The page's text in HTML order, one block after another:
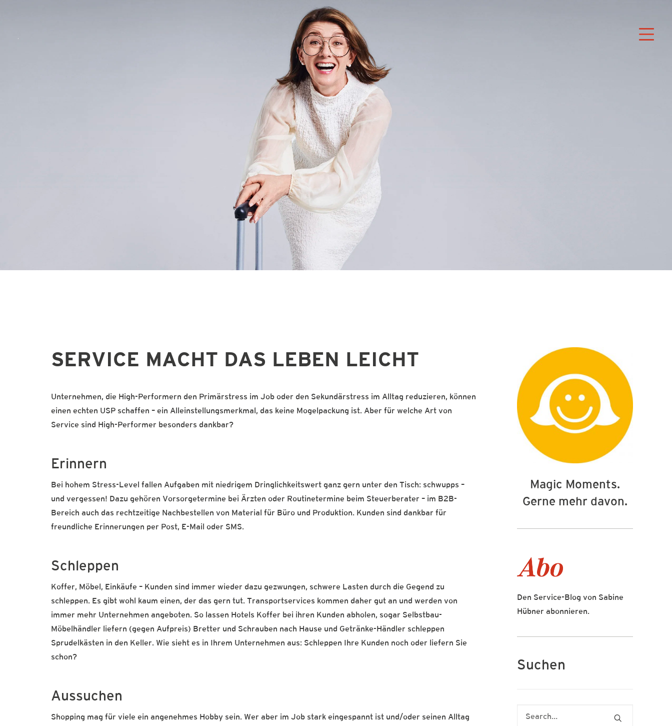
SERVICE MACHT DAS LEBEN LEICHT
Unternehmen, die High-Performern den Primärstress im Job oder den Sekundärstress im Alltag reduzieren, können
einen echten USP schaffen – ein Alleinstellungsmerkmal, das keine Mogelpackung ist. Aber für welche Art von
Service sind High-Performer besonders dankbar?
Erinnern
Bei hohem Stress-Level fallen Aufgaben mit niedrigem Dringlichkeitswert ganz gern unter den Tisch: schwupps –
und vergessen! Dazu gehören Vorsorgetermine bei Ärzten oder Routinetermine beim Steuerberater – im B2B-
Bereich auch das rechtzeitige Nachbestellen von Material für Büro und Produktion. Kunden sind dankbar für
freundliche Erinnerungen per Post, E-Mail oder SMS.
Schleppen
Koffer, Möbel, Einkäufe – Kunden sind immer wieder dazu gezwungen, schwere Lasten durch die Gegend zu
schleppen. Es gibt wohl kaum einen, der das gern tut. Transportservices kommen daher gut an und werden von
immer mehr Unternehmen angeboten. So lassen Hotels Koffer bei ihren Kunden abholen, sogar Selbstbau-
Möbelhändler liefern (gegen Aufpreis) Bretter und Schrauben nach Hause und Getränke-Händler schleppen
Sprudelkästen in den Keller. Wie sieht es in Ihrem Unternehmen aus: Schleppen Ihre Kunden noch oder liefern Sie
schon?
Aussuchen
Shopping mag für viele ein angenehmes Hobby sein. Wer aber im Job stark eingespannt ist und/oder seinen Alltag
Magic Moments.
Gerne mehr davon.
Den Service-Blog von Sabine
Hübner abonnieren.
Suchen